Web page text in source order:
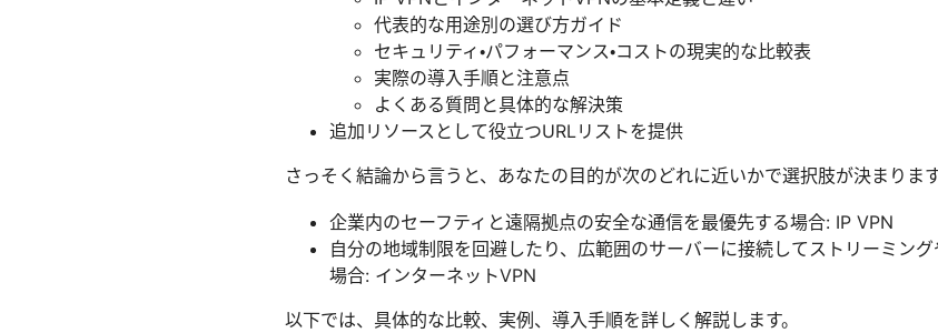
代表的な用途別の選び方ガイド
セキュリティ・パフォーマンス・コストの現実的な比較表
実際の導入手順と注意点
よくある質問と具体的な解決策
追加リソースとして役立つURLリストを提供
さっそく結論から言うと、あなたの目的が次のどれに近いかで選択肢が決まります
企業内のセーフティと遠隔拠点の安全な通信を最優先する場合: IP VPN
自分の地域制限を回避したり、広範囲のサーバーに接続してストリーミン
場合: インターネットVPN
以下では、具体的な比較、実例、導入手順を詳しく解説します。